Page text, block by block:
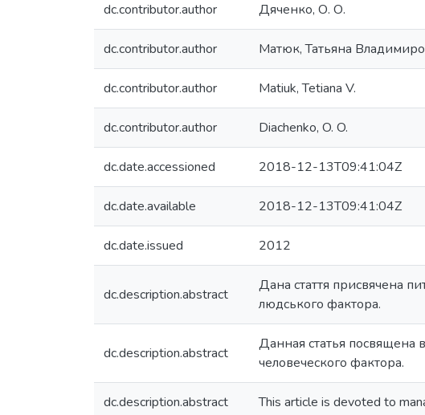
dc.contributor.author Дяченко, О. О.
dc.contributor.author Матюк, Татьяна
dc.contributor.author Matiuk, Tetiana V.
dc.contributor.author Diachenko, O. O.
dc.date.accessioned 2018-12-13T09:41:04Z
dc.date.available 2018-12-13T09:41:04Z
dc.date.issued 2012
dc.description.abstract
Дана стаття присвячена
людського фактора.
dc.description.abstract
Данная статья
человеческого фактора.
dc.description.abstract This article is devoted to